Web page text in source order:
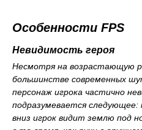
Особенности FPS
Невидимость героя
Несмотря на возрастающую
большинстве современных
персонаж игрока частично
подразумевается
вниз игрок видит землю под